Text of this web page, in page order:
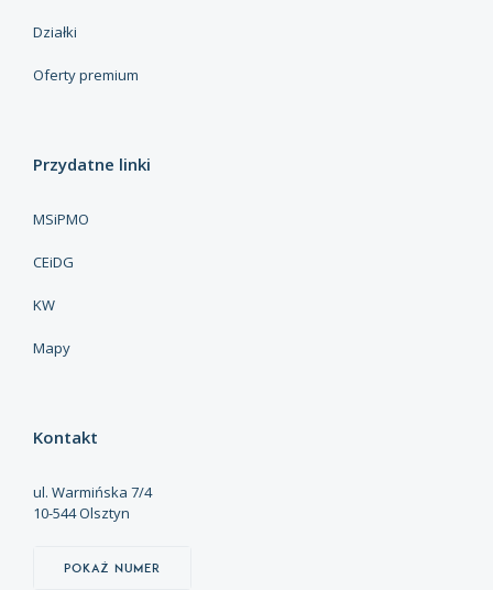
Działki
Oferty premium
Przydatne linki
MSiPMO
CEiDG
KW
Mapy
Kontakt
ul. Warmińska 7/4
10-544 Olsztyn
Pokaż numer